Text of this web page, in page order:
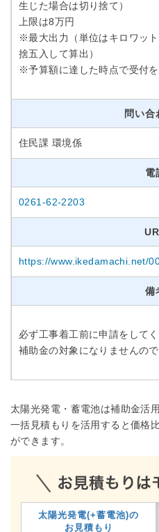
生じた場合は切り捨て）
上限は8万円
※最大出力（単位はキロワッ
捨五入して算出）
※予算額に達した時点で受付を
問い合
住民課 環境係
電
0261-62-2203
https://www.ikedamachi.net/
備
必ず工事着工前に申請をして
補助金の対象になりませんので
太陽光発電・蓄電池は補助金活
一括見積もりを活用すると価格
ができます。
太陽光発電(+蓄電池)の
お見積もり